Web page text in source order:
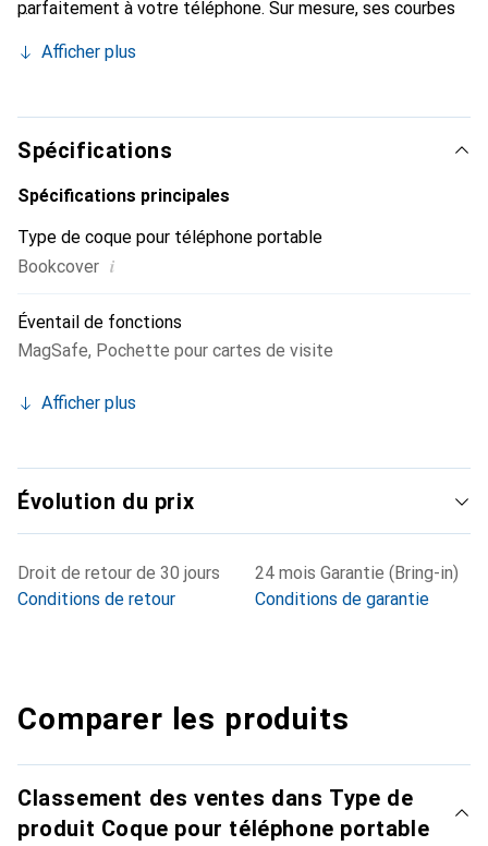
parfaitement à votre téléphone. Sur mesure, ses courbes
devient l'accessoire chic et indispensable de votre
produits de haute qualité, la marque Noreve est un choix
sûr pour une clientèle exigeante.
Afficher plus
Spécifications
Spécifications principales
Type de coque pour téléphone portable
Bookcover i
Éventail de fonctions
MagSafe, Pochette pour cartes de visite
Afficher plus
Évolution du prix
Droit de retour de 30 jours
Conditions de retour
24 mois Garantie (Bring-in)
Conditions de garantie
Comparer les produits
Classement des ventes dans Type de
produit Coque pour téléphone portable